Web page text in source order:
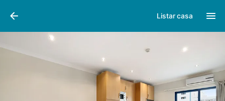
Listar casa
Fotos